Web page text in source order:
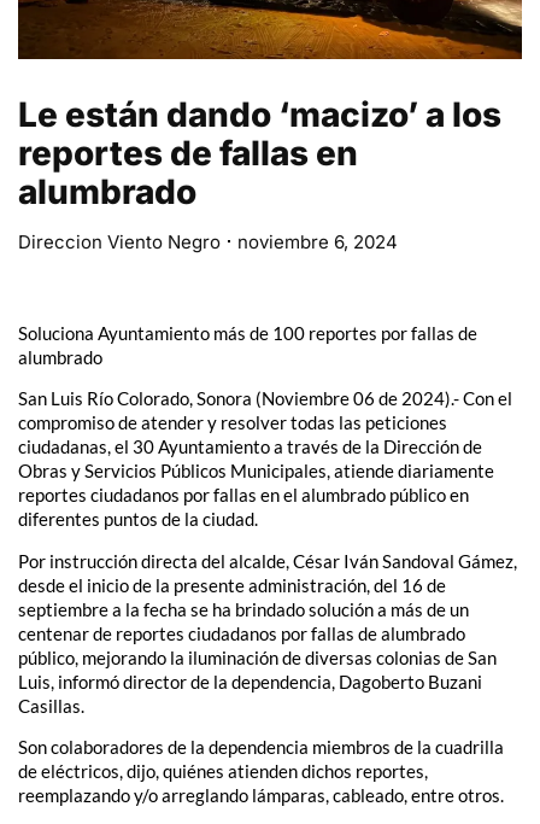
Le están dando ‘macizo’ a los
reportes de fallas en
alumbrado
Direccion Viento Negro noviembre 6, 2024
Soluciona Ayuntamiento más de 100 reportes por fallas de
alumbrado
San Luis Río Colorado, Sonora (Noviembre 06 de 2024).- Con el
compromiso de atender y resolver todas las peticiones
ciudadanas, el 30 Ayuntamiento a través de la Dirección de
Obras y Servicios Públicos Municipales, atiende diariamente
reportes ciudadanos por fallas en el alumbrado público en
diferentes puntos de la ciudad.
Por instrucción directa del alcalde, César Iván Sandoval Gámez,
desde el inicio de la presente administración, del 16 de
septiembre a la fecha se ha brindado solución a más de un
centenar de reportes ciudadanos por fallas de alumbrado
público, mejorando la iluminación de diversas colonias de San
Luis, informó director de la dependencia, Dagoberto Buzani
Casillas.
Son colaboradores de la dependencia miembros de la cuadrilla
de eléctricos, dijo, quiénes atienden dichos reportes,
reemplazando y/o arreglando lámparas, cableado, entre otros.